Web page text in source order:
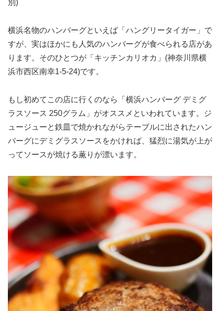
別)
横浜名物のハンバーグといえば「ハングリータイガー」で
すが、実はほかにも人気のハンバーグが食べられる店があ
ります。そのひとつが「キッチンカリオカ」(神奈川県横
浜市西区南幸1-5-24)です。
もし初めてこの店に行くのなら「横浜ハンバーグ デミグ
ラスソース 250グラム」がオススメといわれています。ジ
ュージューと鉄皿で焼かれながらテーブルに出されたハン
バーグにデミグラスソースをかければ、猛烈に湯気が上が
ってソースが焼ける薫りが漂います。